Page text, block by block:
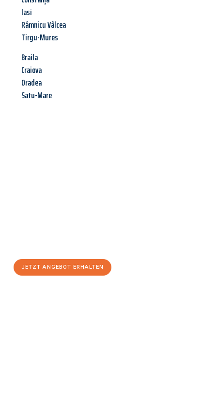
Iasi
Râmnicu Vâlcea
Tirgu-Mures
Braila
Craiova
Oradea
Satu-Mare
JETZT ANGEBOT ERHALTEN